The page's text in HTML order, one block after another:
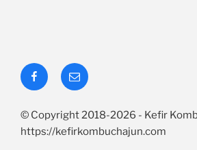
FacebookContact
© Copyright 2018-2026 - Kefir
https://kefirkombuchajun.com